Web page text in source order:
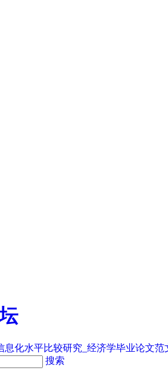
息化水平比较研究_经济学毕业论文范
搜索